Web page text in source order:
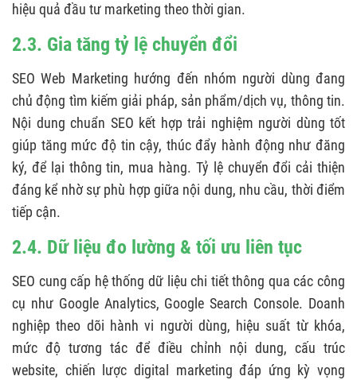
hiệu quả đầu tư marketing theo thời gian.
2.3. Gia tăng tỷ lệ chuyển đổi
SEO Web Marketing hướng đến nhóm người dùng đang
chủ động tìm kiếm giải pháp, sản phẩm/dịch vụ, thông tin.
Nội dung chuẩn SEO kết hợp trải nghiệm người dùng tốt
giúp tăng mức độ tin cậy, thúc đẩy hành động như đăng
ký, để lại thông tin, mua hàng. Tỷ lệ chuyển đổi cải thiện
đáng kể nhờ sự phù hợp giữa nội dung, nhu cầu, thời điểm
tiếp cận.
2.4. Dữ liệu đo lường & tối ưu liên tục
SEO cung cấp hệ thống dữ liệu chi tiết thông qua các công
cụ như Google Analytics, Google Search Console. Doanh
nghiệp theo dõi hành vi người dùng, hiệu suất từ khóa,
mức độ tương tác để điều chỉnh nội dung, cấu trúc
website, chiến lược digital marketing đáp ứng kỳ vọng